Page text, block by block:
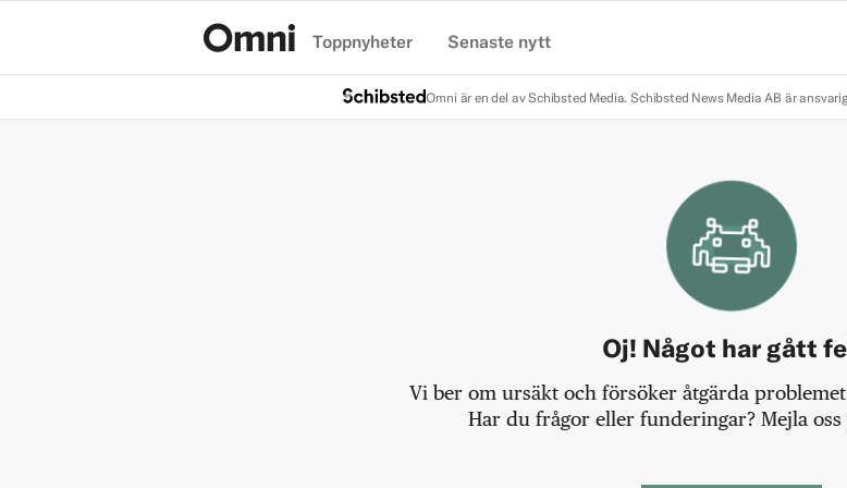
Toppnyheter Senaste nytt
Omni är en del av Schibsted Media. Schibsted News Media AB är
Oj! Något har gått
Vi ber om ursäkt och försöker åtgärda
Har du frågor eller funderingar? Mejla oss